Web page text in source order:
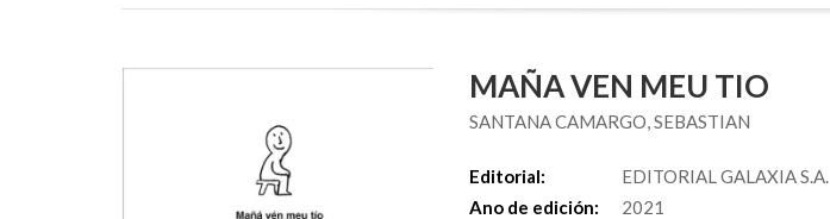
MAÑA VEN MEU TIO
SANTANA CAMARGO, SEBASTIAN
Editorial:
EDITORIAL GALAXIA S.A.
Ano de edición:
2021